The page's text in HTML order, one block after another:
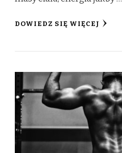
DOWIEDZ SIĘ WIĘCEJ